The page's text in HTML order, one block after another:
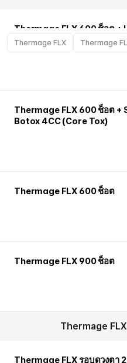
Thermage FLX Thermage
Thermage FLX 600 ช็อต +
กรามขาว 2CC (Core Tox)
Thermage FLX 600 ช็อต +
Botox 4CC (Core Tox)
Thermage FLX 600 ช็อต
Thermage FLX 900 ช็อต
Thermage
Thermage FLX รอบดวงตา